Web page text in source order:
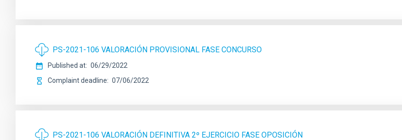
PS-2021-106 VALORACIÓN PROVISIONAL FASE CONCURSO
Published at
06/29/2022
Complaint deadline
07/06/2022
PS-2021-106 VALORACIÓN DEFINITIVA 2º EJERCICIO FASE OPOSICIÓN